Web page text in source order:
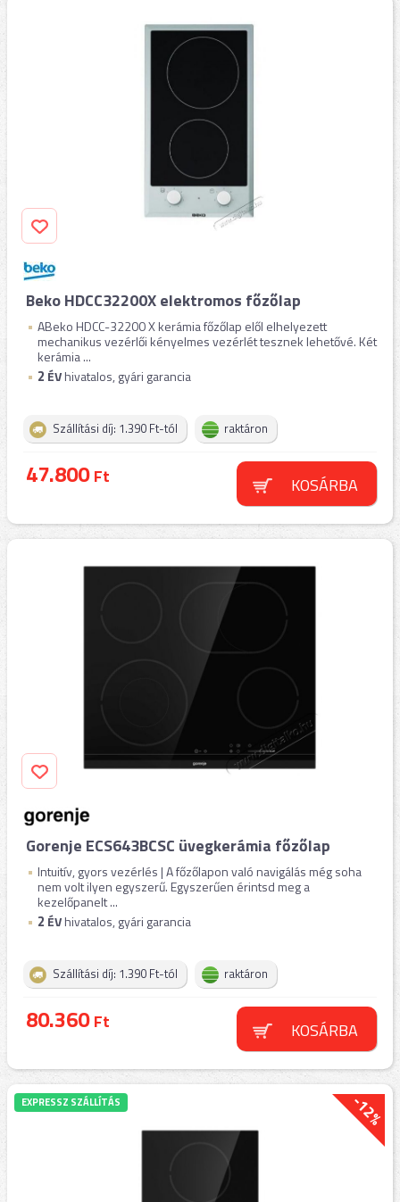
Beko HDCC32200X elektromos főzőlap
ABeko HDCC-32200 X kerámia főzőlap elől elhelyezett
mechanikus vezérlői kényelmes vezérlét tesznek lehetővé. Két
kerámia ...
2 ÉVhivatalos, gyári garancia
Szállítási díj: 1.390 Ft-tól raktáron
47.800Ft KOSÁRBA
Gorenje ECS643BCSC üvegkerámia főzőlap
Intuitív, gyors vezérlés | A főzőlapon való navigálás még soha
nem volt ilyen egyszerű. Egyszerűen érintsd meg a
kezelőpanelt ...
2 ÉVhivatalos, gyári garancia
Szállítási díj: 1.390 Ft-tól raktáron
80.360Ft KOSÁRBA
-12%
EXPRESSZ SZÁLLÍTÁS